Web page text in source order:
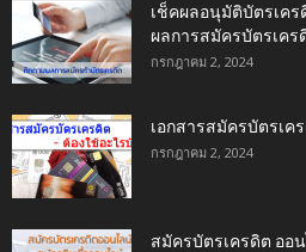
เช็คผลอนุมัติบัตรเคร
ผลการสมัครบัตรเคร
กรกฎาคม 2, 2024
เอกสารสมัครบัตรเค
กรกฎาคม 2, 2024
สมัครบัตรเครดิต ออ